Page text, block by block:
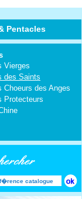
Pentacles
Vierges
des Saints
Choeurs des Anges
Protecteurs